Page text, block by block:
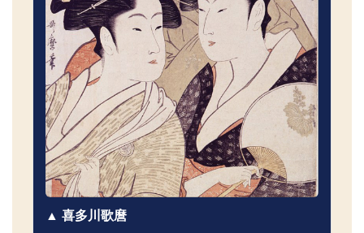
▲ 喜多川歌麿